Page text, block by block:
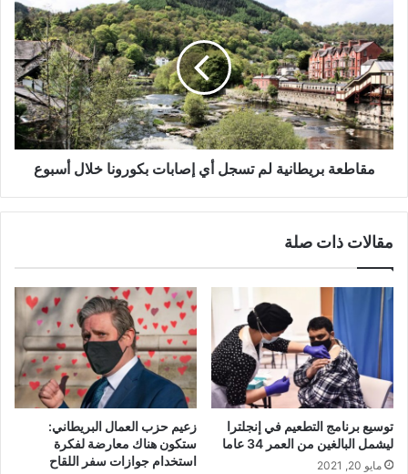
لم
تسجل
أي
إصابات
بكورونا
خلال
أسبوع
مقاطعة بريطانية لم تسجل أي إصابات بكورونا خلال أسبوع
مقالات ذات صلة
توسيع برنامج التطعيم في إنجلترا
ليشمل البالغين من العمر 34 عاما
مايو 20, 2021
زعيم حزب العمال البريطاني:
ستكون هناك معارضة لفكرة
استخدام جوازات سفر اللقاح